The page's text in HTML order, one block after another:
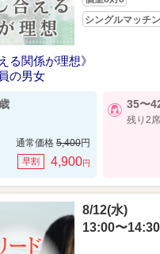
シングルマッチ
る関係が理想》
の男女
通常価格 5,400円
早割 4,900円
35〜
残り2席
8/12(水)
13:00〜14:30